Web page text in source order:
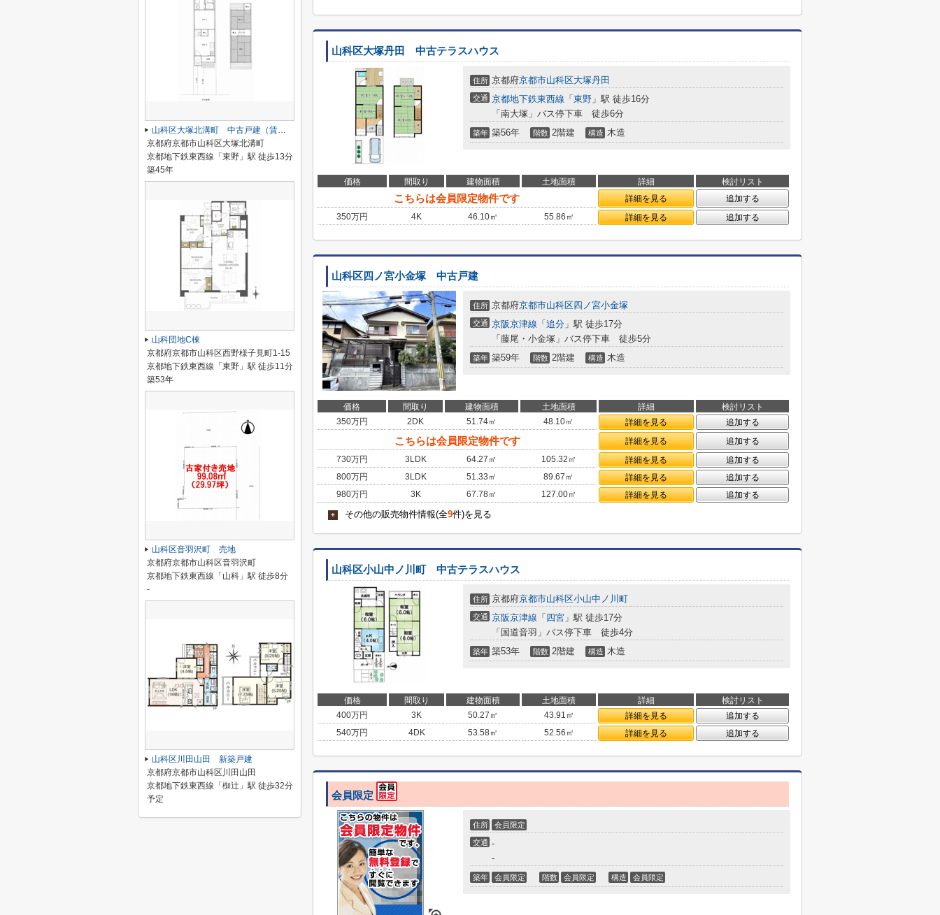
山科区大塚丹田 中古テラスハウス
住所 京都府京都市山科区大塚丹田
交通 京都地下鉄東西線 「 東野 」駅 徒歩16分
「南大塚」バス停下車 徒歩6分
築年 築56年 階数 2階建 構造 木造
価格 間取り 建物面積 土地面積 詳細 検討リスト
こちらは会員限定物件です 詳細を見る
追加する
350万円 4K 46.10㎡ 55.86㎡ 詳細を見る 追加する
山科区四ノ宮小金塚 中古戸建
住所 京都府京都市山科区四ノ宮小金塚
交通 京阪京津線 「 追分 」駅 徒歩17分
「藤尾・小金塚」バス停下車 徒歩5分
築年 築59年 階数 2階建 構造 木造
価格 間取り 建物面積 土地面積 詳細
検討リスト
350万円 2DK 51.74㎡ 48.10㎡ 詳細を見る 追加する
こちらは会員限定物件です 詳細を見る
追加する
730万円 3LDK 64.27㎡ 105.32㎡ 詳細を見る
追加する
800万円 3LDK 51.33㎡ 89.67㎡ 詳細を見る
追加する
980万円 3K 67.78㎡ 127.00㎡ 詳細を見る 追加する
+ その他の販売物件情報(全9件)を見る
山科区小山中ノ川町 中古テラスハウス
住所 京都府京都市山科区小山中ノ川町
交通 京阪京津線 「 四宮 」駅 徒歩17分
「国道音羽」バス停下車 徒歩4分
築年 築53年 階数 2階建 構造 木造
価格 間取り 建物面積 土地面積 詳細
検討リスト
400万円 3K 50.27㎡ 43.91㎡ 詳細を見る
追加する
540万円 4DK 53.58㎡ 52.56㎡ 詳細を見る 追加する
会員限定
住所 会員限定
交通 -
-
築年 会員限定 階数 会員限定 構造 会員限定
山科区大塚北溝町 中古戸建（賃貸オーナーチェンジ）
京都府京都市山科区大塚北溝町
京都地下鉄東西線「東野」駅 徒歩13分
築45年
山科団地C棟
京都府京都市山科区西野様子見町1-15
京都地下鉄東西線「東野」駅 徒歩11分
築53年
山科区音羽沢町 売地
京都府京都市山科区音羽沢町
京都地下鉄東西線「山科」駅 徒歩8分
-
山科区川田山田 新築戸建
京都府京都市山科区川田山田
京都地下鉄東西線「椥辻」駅 徒歩32分
予定